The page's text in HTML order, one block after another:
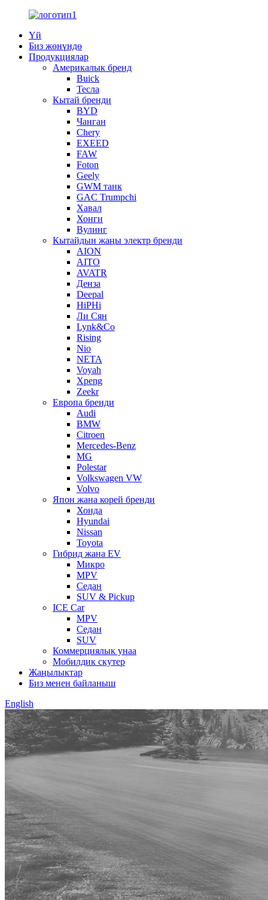
Үй
Биз жөнүндө
Продукциялар
Америкалык бренд
Buick
Тесла
Кытай бренди
BYD
Чанган
Chery
EXEED
FAW
Foton
Geely
GWM танк
GAC Trumpchi
Хавал
Хонги
Вулинг
Кытайдын жаңы электр бренди
AION
AITO
AVATR
Денза
Deepal
HiPHi
Ли Сян
Lynk&Co
Rising
Nio
NETA
Voyah
Xpeng
Zeekr
Европа бренди
Audi
BMW
Citroen
Mercedes-Benz
MG
Polestar
Volkswagen VW
Volvo
Япон жана корей бренди
Хонда
Hyundai
Nissan
Toyota
Гибрид жана EV
Микро
MPV
Седан
SUV & Pickup
ICE Car
MPV
Седан
SUV
Коммерциялык унаа
Мобилдик скутер
Жаңылыктар
Биз менен байланыш
English